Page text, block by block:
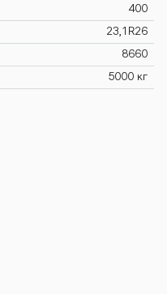
254К
BTZ-
BTZ-
400
23,1R26
8660
5000 кг